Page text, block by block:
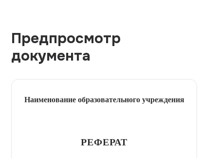
Предпросмотр
документа
Наименование образовательного учреждения
РЕФЕРАТ